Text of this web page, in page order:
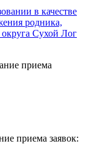
в качестве
родника,
округа Сухой Лог
приема
приема заявок: